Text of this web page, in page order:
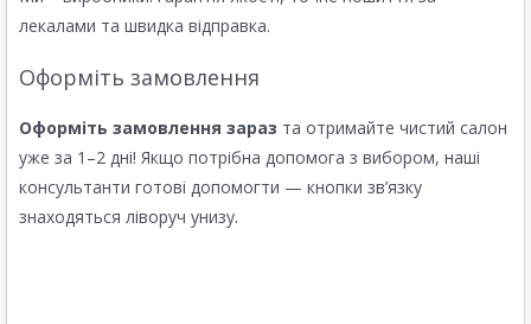
лекалами та швидка відправка.
Оформіть замовлення
Оформіть замовлення зараз та отримайте чистий салон
уже за 1–2 дні! Якщо потрібна допомога з вибором, наші
консультанти готові допомогти — кнопки зв’язку
знаходяться ліворуч унизу.